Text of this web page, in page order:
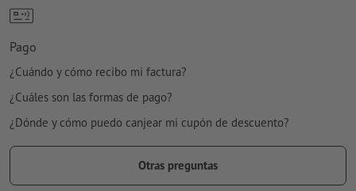
Pago
¿Cuándo y cómo recibo mi factura?
¿Cuáles son las formas de pago?
¿Dónde y cómo puedo canjear mi cupón de descuento?
Otras preguntas